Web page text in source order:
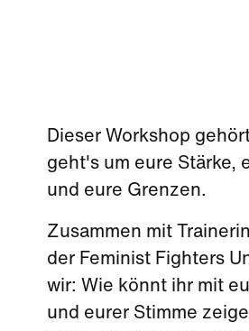
Dieser Workshop
geht's um eure Stärke,
und eure Grenzen.
Zusammen mit
der Feminist Fighters
wir: Wie könnt ihr mit
und eurer Stimme